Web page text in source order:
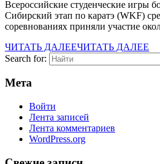
Всероссийские студенческие игры
Сибирский этап по каратэ (WKF)
соревнованиях приняли участие
ЧИТАТЬ ДАЛЕЕЧИТАТЬ ДАЛЕЕ
Search for:
Мета
Войти
Лента записей
Лента комментариев
WordPress.org